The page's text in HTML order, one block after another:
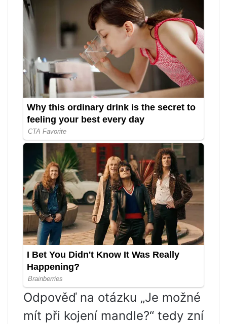
Odpověď na otázku „Je možné
mít při kojení mandle?“ tedy zní